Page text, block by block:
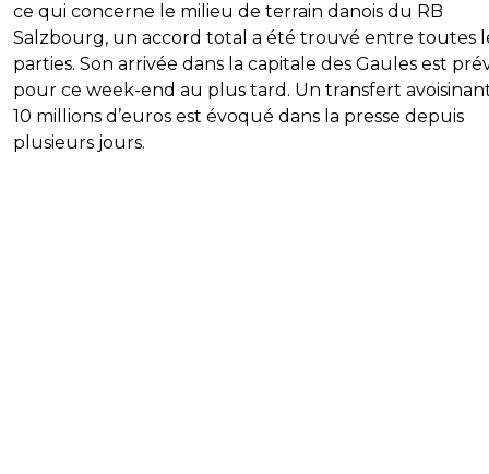
ce qui concerne le milieu de terrain danois du RB
Salzbourg, un accord total a été trouvé entre toutes
parties. Son arrivée dans la capitale des Gaules est
pour ce week-end au plus tard. Un transfert
10 millions d’euros est évoqué dans la presse depuis
plusieurs jours.